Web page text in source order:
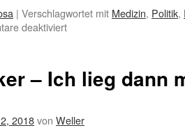
| Verschlagwortet mit Medizin, Politik,
deaktiviertfür
Rezension
– Ich lieg dann
2018von Weller